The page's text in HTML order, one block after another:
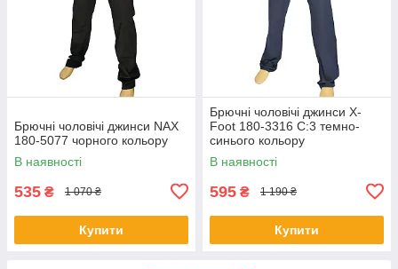
Брючні чоловічі джинси NAX
180-5077 чорного кольору
В наявності
535 ₴ 1 070 ₴
Купити
Брючні чоловічі джинси X-
Foot 180-3316 C:3 темно-
синього кольору
В наявності
595 ₴ 1 190 ₴
Купити